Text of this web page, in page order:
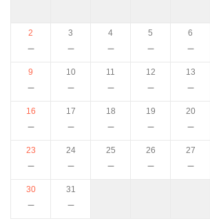
2
－
3
－
4
－
5
－
6
－
9
－
10
－
11
－
12
－
13
－
16
－
17
－
18
－
19
－
20
－
23
－
24
－
25
－
26
－
27
－
30
－
31
－